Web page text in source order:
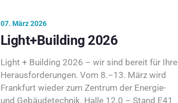
07. März 2026
Light+Building 2026
Light + Building 2026 – wir sind bereit für Ihre
Herausforderungen. Vom 8.–13. März wird
Frankfurt wieder zum Zentrum der Energie-
und Gebäudetechnik. Halle 12.0 – Stand E41